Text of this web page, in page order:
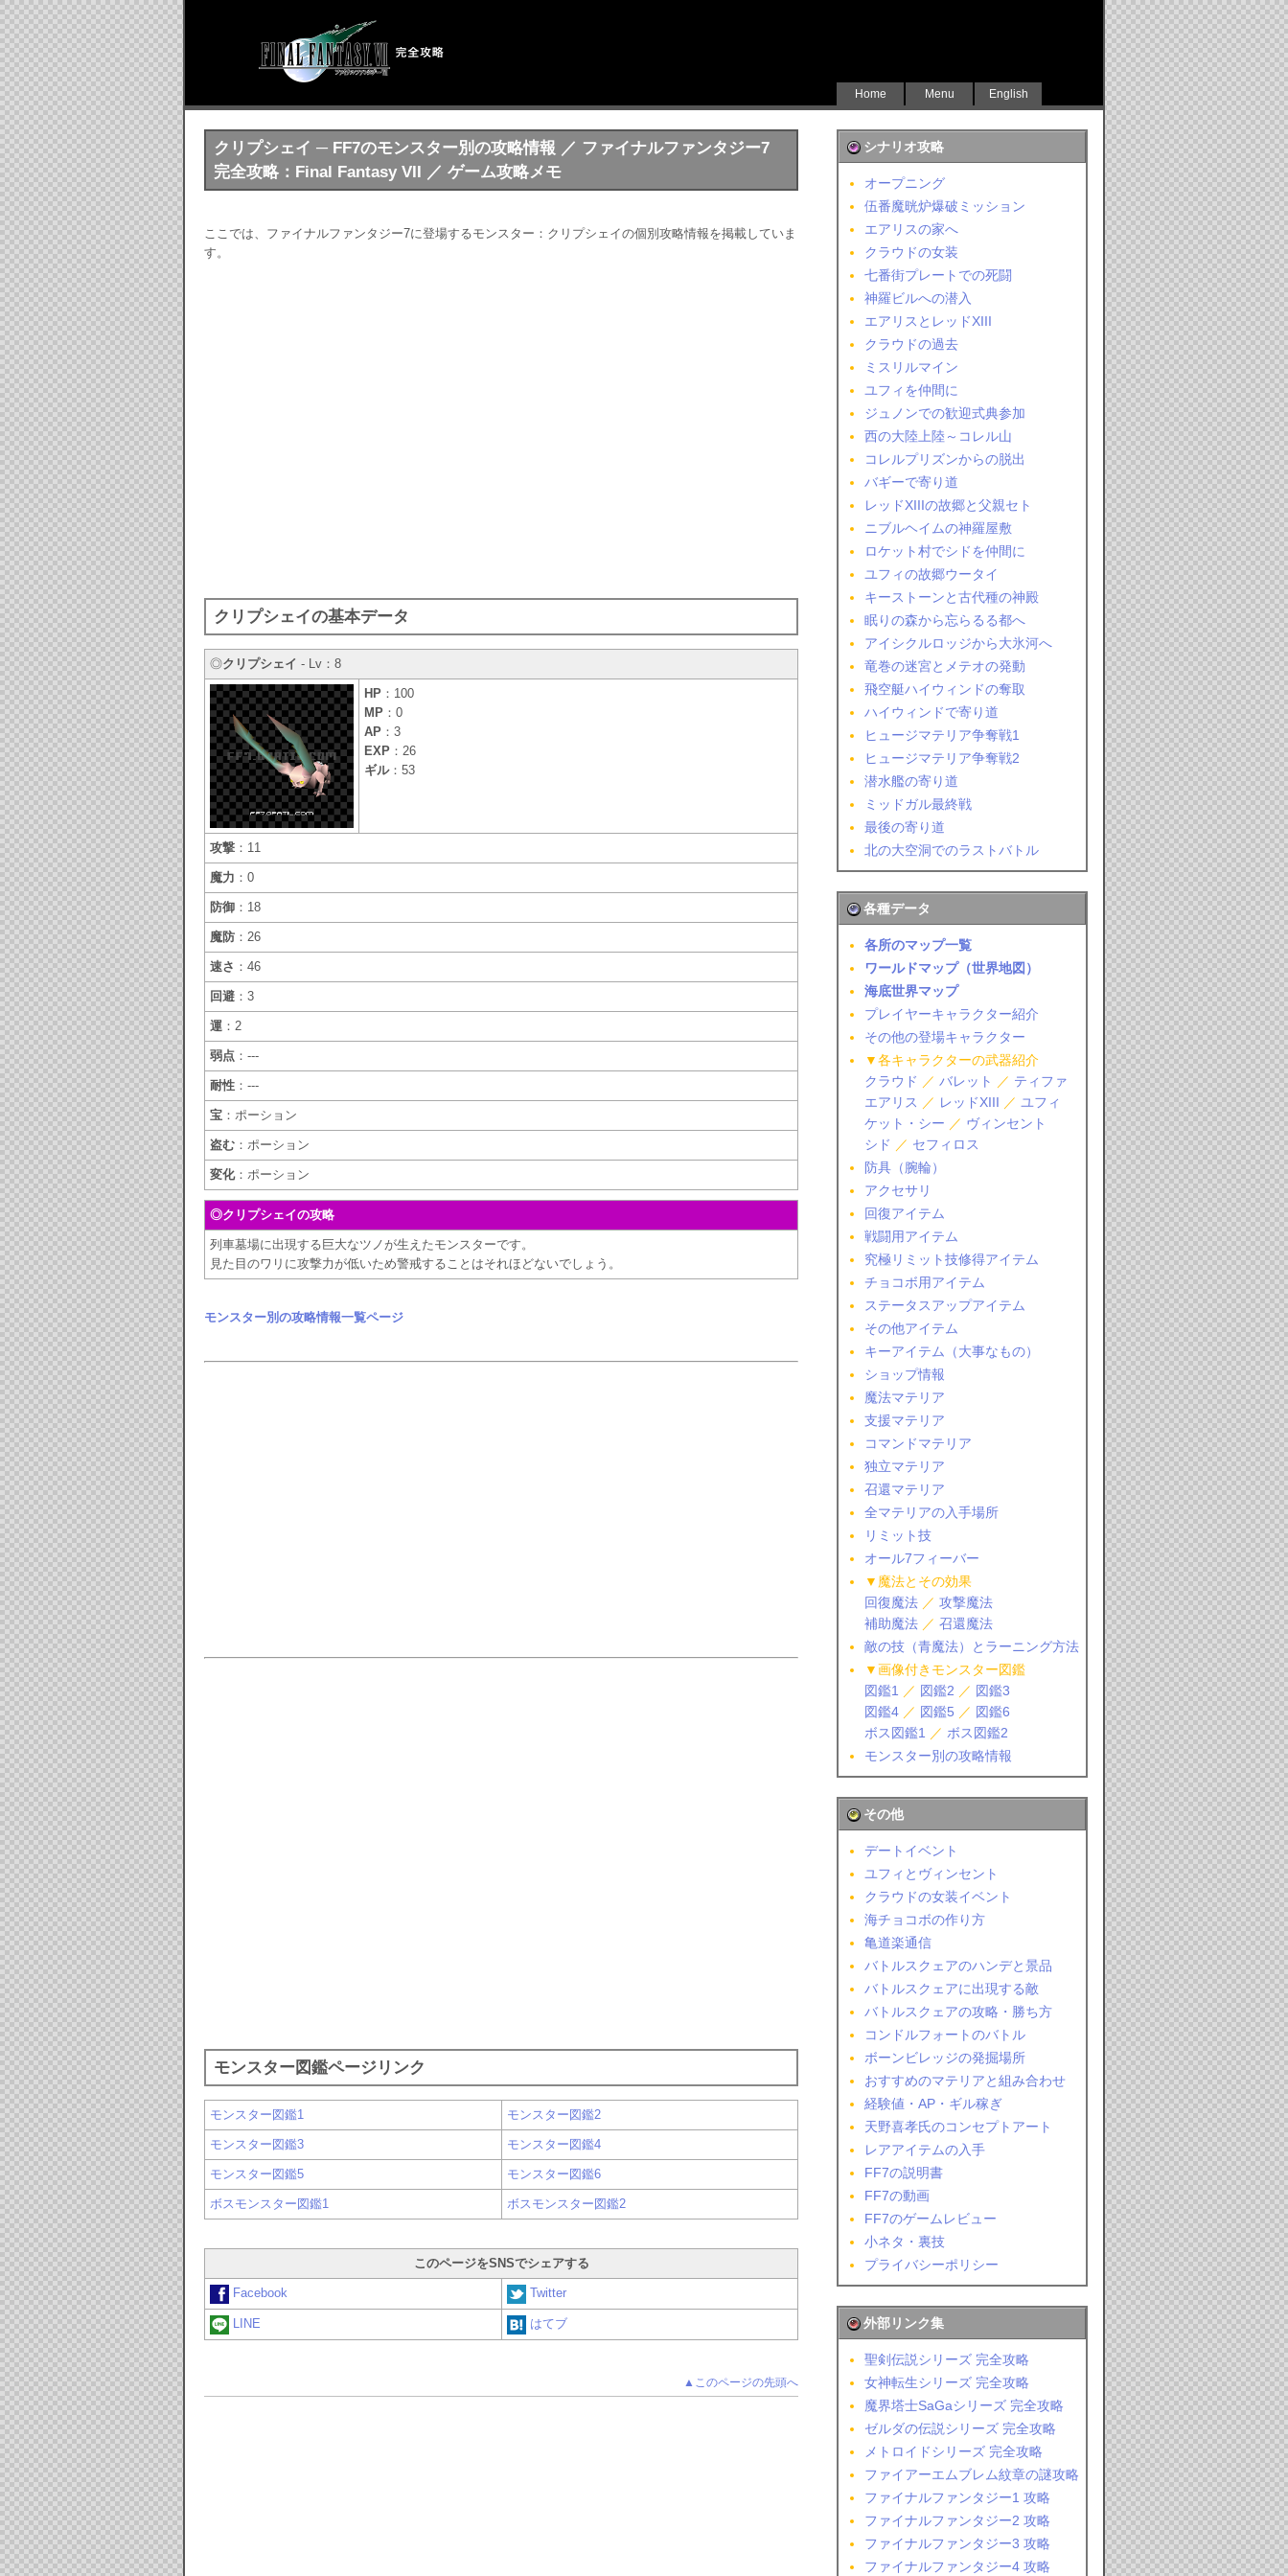
Home Menu English
クリプシェイ ─ FF7のモンスター別の攻略情報 ／ ファイナルファンタジー7
完全攻略：Final Fantasy VII ／ ゲーム攻略メモ
ここでは、ファイナルファンタジー7に登場するモンスター：クリプシェイの個別攻略情報を掲載していま
す。
クリプシェイの基本データ
◎クリプシェイ - Lv：8
HP ：100
MP ：0
AP ：3
EXP ：26
ギル：53
攻撃 ：11
魔力 ：0
防御 ：18
魔防 ：26
速さ ：46
回避 ：3
運 ：2
弱点 ：---
耐性 ：---
宝 ：ポーション
盗む ：ポーション
変化：ポーション
◎クリプシェイの攻略
列車墓場に出現する巨大なツノが生えたモンスターです。
見た目のワリに攻撃力が低いため警戒することはそれほどないでしょう。
モンスター別の攻略情報一覧ページ
モンスター図鑑ページリンク
モンスター図鑑1 モンスター図鑑2
モンスター図鑑3 モンスター図鑑4
モンスター図鑑5 モンスター図鑑6
ボスモンスター図鑑1 ボスモンスター図鑑2
このページをSNSでシェアする
Facebook Twitter
LINE はてブ
▲このページの先頭へ
シナリオ攻略
オープニング
伍番魔晄炉爆破ミッション
エアリスの家へ
クラウドの女装
七番街プレートでの死闘
神羅ビルへの潜入
エアリスとレッドXIII
クラウドの過去
ミスリルマイン
ユフィを仲間に
ジュノンでの歓迎式典参加
西の大陸上陸～コレル山
コレルプリズンからの脱出
バギーで寄り道
レッドXIIIの故郷と父親セト
ニブルヘイムの神羅屋敷
ロケット村でシドを仲間に
ユフィの故郷ウータイ
キーストーンと古代種の神殿
眠りの森から忘らるる都へ
アイシクルロッジから大氷河へ
竜巻の迷宮とメテオの発動
飛空艇ハイウィンドの奪取
ハイウィンドで寄り道
ヒュージマテリア争奪戦1
ヒュージマテリア争奪戦2
潜水艦の寄り道
ミッドガル最終戦
最後の寄り道
北の大空洞でのラストバトル
各種データ
各所のマップ一覧
ワールドマップ（世界地図）
海底世界マップ
プレイヤーキャラクター紹介
その他の登場キャラクター
▼各キャラクターの武器紹介
クラウド ／ バレット ／ ティファ
エアリス ／ レッドXIII ／ ユフィ
ケット・シー ／ ヴィンセント
シド ／ セフィロス
防具（腕輪）
アクセサリ
回復アイテム
戦闘用アイテム
究極リミット技修得アイテム
チョコボ用アイテム
ステータスアップアイテム
その他アイテム
キーアイテム（大事なもの）
ショップ情報
魔法マテリア
支援マテリア
コマンドマテリア
独立マテリア
召還マテリア
全マテリアの入手場所
リミット技
オール7フィーバー
▼魔法とその効果
回復魔法 ／ 攻撃魔法
補助魔法 ／ 召還魔法
敵の技（青魔法）とラーニング方法
▼画像付きモンスター図鑑
図鑑1
／ 図鑑2 ／ 図鑑3
図鑑4 ／ 図鑑5 ／ 図鑑6
ボス図鑑1
／ ボス図鑑2
モンスター別の攻略情報
その他
デートイベント
ユフィとヴィンセント
クラウドの女装イベント
海チョコボの作り方
亀道楽通信
バトルスクェアのハンデと景品
バトルスクェアに出現する敵
バトルスクェアの攻略・勝ち方
コンドルフォートのバトル
ボーンビレッジの発掘場所
おすすめのマテリアと組み合わせ
経験値・AP・ギル稼ぎ
天野喜孝氏のコンセプトアート
レアアイテムの入手
FF7の説明書
FF7の動画
FF7のゲームレビュー
小ネタ・裏技
プライバシーポリシー
外部リンク集
聖剣伝説シリーズ 完全攻略
女神転生シリーズ 完全攻略
魔界塔士SaGaシリーズ 完全攻略
ゼルダの伝説シリーズ 完全攻略
メトロイドシリーズ 完全攻略
ファイアーエムブレム紋章の謎攻略
ファイナルファンタジー1 攻略
ファイナルファンタジー2 攻略
ファイナルファンタジー3 攻略
ファイナルファンタジー4 攻略